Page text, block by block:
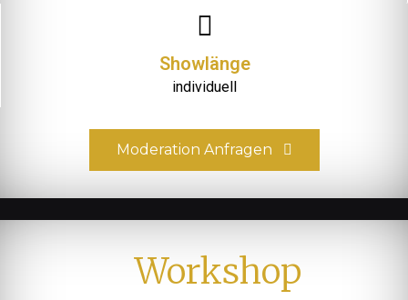
Showlänge
individuell
Moderation Anfragen
Workshop